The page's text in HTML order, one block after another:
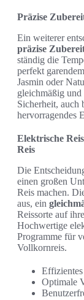
Präzise
Ein weiterer
präzise
ständig die
perfekt
Jasmin oder
gleichmäßig
Sicherheit, auch
hervorragendes
Elektrische
Reis
Die
einen großen
Reis machen.
aus, ein
Reissorte auf
Hochwertige
Programme für
Vollkornreis.
Optimale